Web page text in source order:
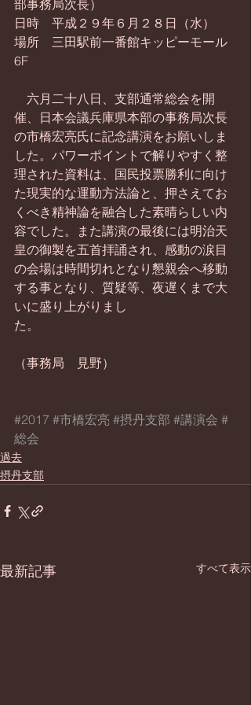
部事務局次長）
日時　平成２９年６月２８日（水）
場所　三田駅前一番館キッピーモール
6F
六月二十八日、支部通常総会を開
催、日本会議兵庫県本部の事務局次長
の市橋宏亮氏に記念講演をお願いしま
した。パワーポイントで解りやすく整
理された資料は、国民投票勝利に向け
た現実的な運動方法論と、押さえてお
くべき精神論を融合した素晴らしい内
容でした。また講演の最後には明治天
皇の御製を五首拝誦され、感動の涙目
の会場は時間切れとなり懇親会へ移動
する事となり、質疑等、夜遅くまで大
いに盛り上がりまし
た。
（事務局　見野）
#2017 #市橋宏亮 #摂丹支部 #講演会 #
総会
過去
摂丹支部
最新記事 すべて表示